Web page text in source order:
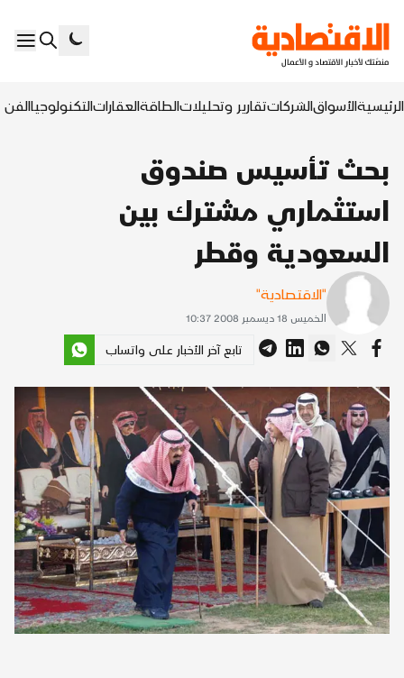
الرئيسيةالأسواقالشركاتتقارير وتحليلاتالطاقةالعقاراتالتكنولوجياالفن
بحث تأسيس صندوق
استثماري مشترك بين
السعودية وقطر
"الاقتصادية"
الخميس 18 ديسمبر 2008 10:37
تابع آخر الأخبار على واتساب